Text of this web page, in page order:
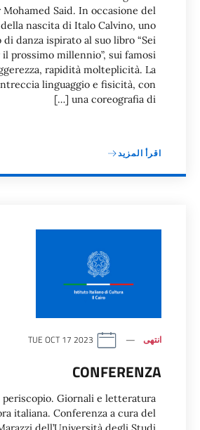
Said. In occasione del
nascita di Italo Calvino, uno
danza ispirato al suo libro “Sei
prossimo millennio”, sui famosi
rapidità molteplicità. La
linguaggio e fisicità, con
una coreografia di […]
اقرأ المزيد
انتهى
CONFERENZA
Giornali e letteratura
italiana. Conferenza a cura del